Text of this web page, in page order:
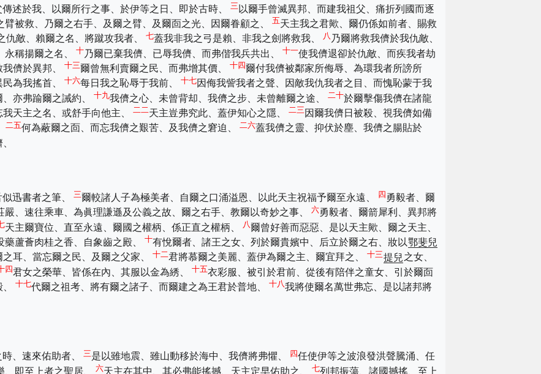
述於我、以爾所行之事、於伊等之日、即於古時、 三 以爾手曾滅異邦、而建我祖父、痛折列國而逐
被救、乃爾之右手、及爾之臂、及爾靣之光、因爾眷顧之、 五天主我之君歟、爾仍係如前者、賜救
仇敵、賴爾之名、將蹴攻我者、 七蓋我非我之弓是賴、非我之劍將救我、 八 乃爾將救我儕於我仇敵、
永稱揚爾之名、 十乃爾已棄我儕、已辱我儕、而弗偕我兵共出、 十一使我儕退卻於仇敵、而疾我者劫
儕於異邦、 十三爾曾無利賣爾之民、而弗增其價、 十四爾付我儕被鄰家所侮辱、為環我者所謗所
為我搖首、 十六每日我之恥辱于我前、 十七因侮我訾我者之聲、因敵我仇我者之目、而愧恥蒙于我
亦弗踰爾之誡約、 十九我儕之心、未曾背却、我儕之步、未曾離爾之途、 二十於爾擊傷我儕在諸龍
天主之名、或舒手向他主、 二二 天主豈弗究此、蓋伊知心之隱、 二三 因爾我儕日被殺、視我儕如備
二五何為蔽爾之靣、而忘我儕之艱苦、及我儕之窘迫、 二六蓋我儕之靈、抑伏於塵、我儕之腸貼於
迅書者之筆、 三爾較諸人子為極美者、自爾之口涌溢恩、以此天主祝福予爾至永遠、 四 勇毅者、爾
嚴、速往乘車、為眞理謙遜及公義之故、爾之右手、教爾以奇妙之事、 六勇毅者、爾箭犀利、異邦將
天主爾寶位、直至永遠、爾國之權柄、係正直之權柄、 八爾曾好善而惡惡、是以天主歟、爾之天主、
藥蘆薈肉桂之香、自象齒之殿、 十有悅爾者、諸王之女、列於爾貴嬪中、后立於爾之右、妝以鄂斐兒
耳、當忘爾之民、及爾之父家、 十二君將慕爾之美麗、蓋伊為爾之主、爾宜拜之、 十三提兒之女、
四君女之榮華、皆係在內、其服以金為綉、 十五衣彩服、被引於君前、從後有陪伴之童女、引於爾靣
十七代爾之祖考、將有爾之諸子、而爾建之為王君於普地、 十八我將使爾名萬世弗忘、是以諸邦將
、速來佑助者、 三是以雖地震、雖山動移於海中、我儕將弗懼、 四任使伊等之波浪發洪聲騰涌、任
即至上者之聖居、 六天主在其中、其必弗能搖撼、天主定早佑助之、 七列邦振蕩、諸國撼搖、至上